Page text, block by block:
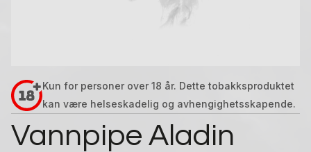
Kun for personer over 18 år. Dette tobakksproduktet
kan være helseskadelig og avhengighetsskapende.
Vannpipe Aladin